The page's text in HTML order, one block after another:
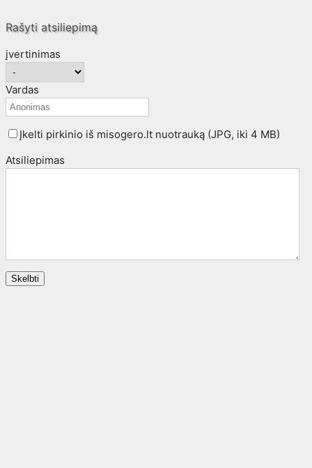
Rašyti atsiliepimą
įvertinimas
Vardas
Įkelti pirkinio iš misogero.lt nuotrauką (JPG, iki 4 MB)
Atsiliepimas